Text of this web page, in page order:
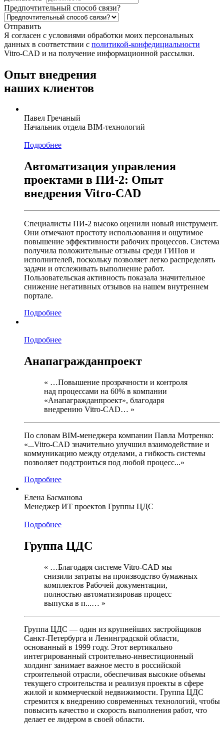
Предпочтительный способ связи?
Отправить
Я согласен c условиями обработки моих персональных
данных в соответствии с политикой-конфедициальности
Vitro-CAD и на получение информационной рассылки.
Опыт внедрения
наших клиентов
Павел Гречаный
Начальник отдела BIM-технологий
Подробнее
Автоматизация управления
проектами в ПИ-2: Опыт
внедрения Vitro-CAD
Специалисты ПИ-2 высоко оценили новый инструмент.
Они отмечают простоту использования и ощутимое
повышение эффективности рабочих процессов. Система
получила положительные отзывы среди ГИПов и
исполнителей, поскольку позволяет легко распределять
задачи и отслеживать выполнение работ.
Пользовательская активность показала значительное
снижение негативных отзывов на нашем внутреннем
портале.
Подробнее
Подробнее
Анапагражданпроект
« …Повышение прозрачности и контроля
над процессами на 60% в компании
«Анапагражданпроект», благодаря
внедрению Vitro-CAD… »
По словам BIM-менеджера компании Павла Мотренко:
«...Vitro-CAD значительно улучшил взаимодействие и
коммуникацию между отделами, а гибкость системы
позволяет подстроиться под любой процесс...»
Подробнее
Елена Басманова
Менеджер ИТ проектов Группы ЦДС
Подробнее
Группа ЦДС
« …Благодаря системе Vitro-CAD мы
снизили затраты на производство бумажных
комплектов Рабочей документации,
полностью автоматизировав процесс
выпуска в п...… »
Группа ЦДС — один из крупнейших застройщиков
Санкт-Петербурга и Ленинградской области,
основанный в 1999 году. Этот вертикально
интегрированный строительно-инвестиционный
холдинг занимает важное место в российской
строительной отрасли, обеспечивая высокие объемы
текущего строительства и реализуя проекты в сфере
жилой и коммерческой недвижимости. Группа ЦДС
стремится к внедрению современных технологий, чтобы
повысить качество и скорость выполнения работ, что
делает ее лидером в своей области.